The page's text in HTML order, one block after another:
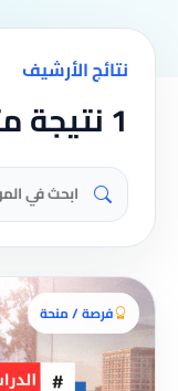
نتائج الأرشيف
1 نتيجة متاحة
فرصة / منحة